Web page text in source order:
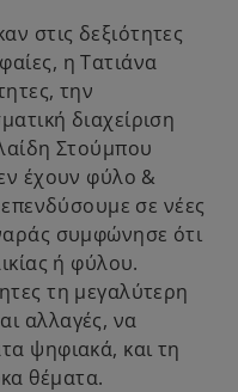
στις δεξιότητες
η Τατιάνα
την
διαχείριση
Στούμπου
έχουν φύλο &
επενδύσουμε σε νέες
συμφώνησε ότι
ή φύλου.
τη μεγαλύτερη
αλλαγές, να
ψηφιακά, και τη
θέματα.